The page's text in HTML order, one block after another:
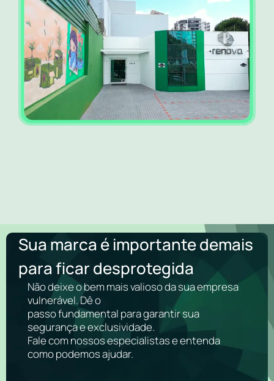
Sua marca é importante demais
para ficar desprotegida
Não deixe o bem mais valioso da sua empresa
vulnerável. Dê o
passo fundamental para garantir sua
segurança e exclusividade.
Fale com nossos especialistas e entenda
como podemos ajudar.